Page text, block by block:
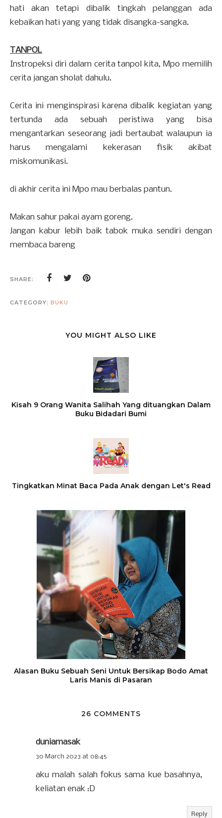
hati akan tetapi dibalik tingkah pelanggan ada
kebaikan hati yang yang tidak disangka-sangka.
TANPOL
Instropeksi diri dalam cerita tanpol kita, Mpo memilih
cerita jangan sholat dahulu.
Cerita ini menginspirasi karena dibalik kegiatan yang
tertunda ada sebuah peristiwa yang bisa
mengantarkan seseorang jadi bertaubat walaupun ia
harus mengalami kekerasan fisik akibat
miskomunikasi.
di akhir cerita ini Mpo mau berbalas pantun.
Makan sahur pakai ayam goreng.
Jangan kabur lebih baik tabok muka sendiri dengan
membaca bareng
SHARE:
CATEGORY: BUKU
YOU MIGHT ALSO LIKE
Kisah 9 Orang Wanita Salihah Yang dituangkan Dalam
Buku Bidadari Bumi
Tingkatkan Minat Baca Pada Anak dengan Let's Read
Alasan Buku Sebuah Seni Untuk Bersikap Bodo Amat
Laris Manis di Pasaran
26 COMMENTS
duniamasak
30 March 2023 at 08:45
aku malah salah fokus sama kue basahnya,
keliatan enak :D
Reply